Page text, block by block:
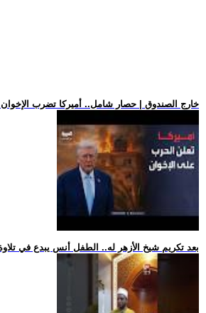
.. خارج الصندوق | حصار شامل.. أميركا تضرب
.. بعد تكريم شيخ الأزهر له.. الطفل أنس يبدع في